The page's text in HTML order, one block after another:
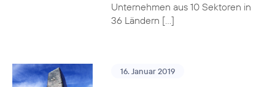
Unternehmen aus 10 Sektoren in
36 Ländern […]
16. Januar 2019